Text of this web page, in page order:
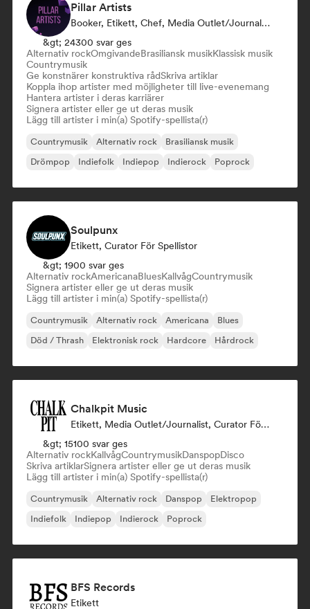
Pillar Artists
Booker, Etikett, Chef, Media Outlet/Journalist, Mentor, Curator För Spellistor
&gt; 24300 svar ges
Alternativ rockOmgivandeBrasiliansk musikKlassisk musik
Countrymusik
Ge konstnärer konstruktiva rådSkriva artiklar
Koppla ihop artister med möjligheter till live-evenemang
Hantera artister i deras karriärer
Signera artister eller ge ut deras musik
Lägg till artister i min(a) Spotify-spellista(r)
Countrymusik Alternativ rock
Brasiliansk musik
Drömpop
Indiefolk Indiepop Indierock Poprock
Soulpunx
Etikett, Curator För Spellistor
&gt; 1900 svar ges
Alternativ rockAmericanaBluesKallvågCountrymusik
Signera artister eller ge ut deras musik
Lägg till artister i min(a) Spotify-spellista(r)
Countrymusik Alternativ rock Americana
Blues
Död / Thrash
Elektronisk rock Hardcore Hårdrock
Chalkpit Music
Etikett, Media Outlet/Journalist, Curator För Spellistor
&gt; 15100 svar ges
Alternativ rockKallvågCountrymusikDanspopDisco
Skriva artiklarSignera artister eller ge ut deras musik
Lägg till artister i min(a) Spotify-spellista(r)
Countrymusik Alternativ rock Danspop
Elektropop
Indiefolk
Indiepop Indierock Poprock
BFS Records
Etikett